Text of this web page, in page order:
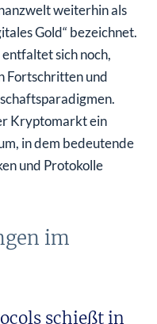
weiterhin als
Gold“ bezeichnet.
sich noch,
Fortschritten und
Kryptomarkt ein
in dem bedeutende
und Protokolle
im
schießt in